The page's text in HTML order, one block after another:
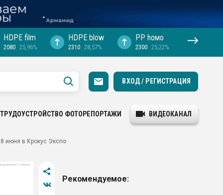
HDPE film
2080 25,96%
HDPE blow
2310 28,57%
PP hомо
2300 25,22%
ВХОД / РЕГИСТРАЦИЯ
ТРУДОУСТРОЙСТВО ФОТОРЕПОРТАЖИ ВИДЕОКАНАЛ
июня в Крокус Экспо
Рекомендуемое: